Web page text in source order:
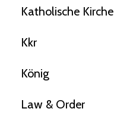
Katholische Kirche
Kkr
König
Law & Order